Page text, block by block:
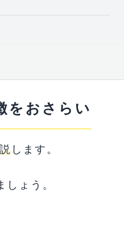
をおさらい
します。
ょう。